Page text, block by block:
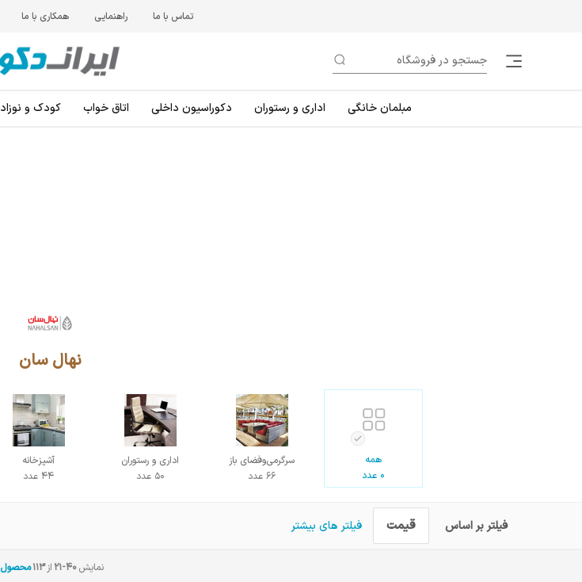
تماس با ما راهنمایی همکاری با ما
مبلمان خانگی اداری و رستوران دکوراسیون داخلی اتاق خواب کودک و نوزاد
نهال سان
همه
0 عدد
سرگرمی‌و‌فضای باز
66 عدد
اداری و رستوران
50 عدد
آشپزخانه
44 عدد
فیلتر بر اساس قیمت فیلتر های بیشتر
نمایش21-40 از113محصول